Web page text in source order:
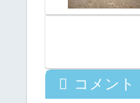
コメント